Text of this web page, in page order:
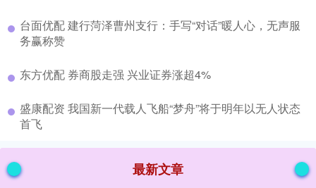
​台面优配 建行菏泽曹州支行：手写“对话”暖人心，无声服
务赢称赞
​东方优配 券商股走强 兴业证券涨超4%
​盛康配资 我国新一代载人飞船“梦舟”将于明年以无人状态
首飞
最新文章